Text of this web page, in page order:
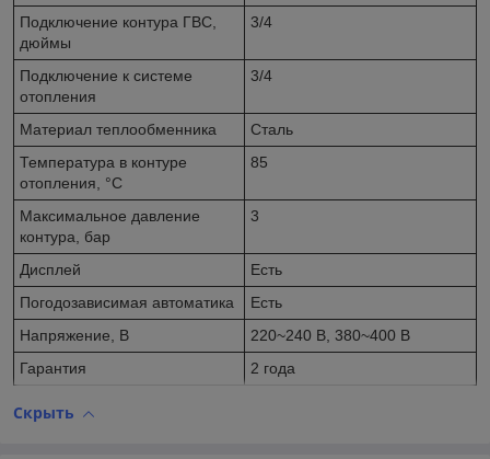
Подключение контура ГВС,
дюймы
3/4
Подключение к системе
отопления
3/4
Материал теплообменника
Сталь
Температура в контуре
отопления, °C
85
Максимальное давление
контура, бар
3
Дисплей
Есть
Погодозависимая автоматика
Есть
Напряжение, В
220~240 В, 380~400 В
Гарантия
2 года
Скрыть